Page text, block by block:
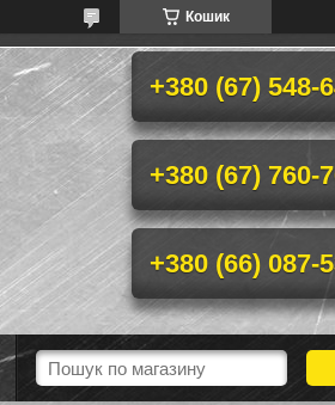
Кошик
+380 (67) 548-
+380 (67) 760-
+380 (66) 087-